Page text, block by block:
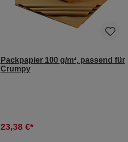
Packpapier 100 g/m², passend für
Crumpy
23,38 €*